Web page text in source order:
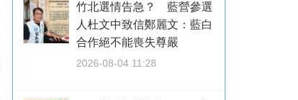
竹北選情告急？ 藍營參選
人杜文中致信鄭麗文：藍白
合作絕不能喪失尊嚴
2026-08-04 11:28